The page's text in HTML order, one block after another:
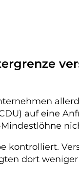
auf eine
kontrolliert.
dort